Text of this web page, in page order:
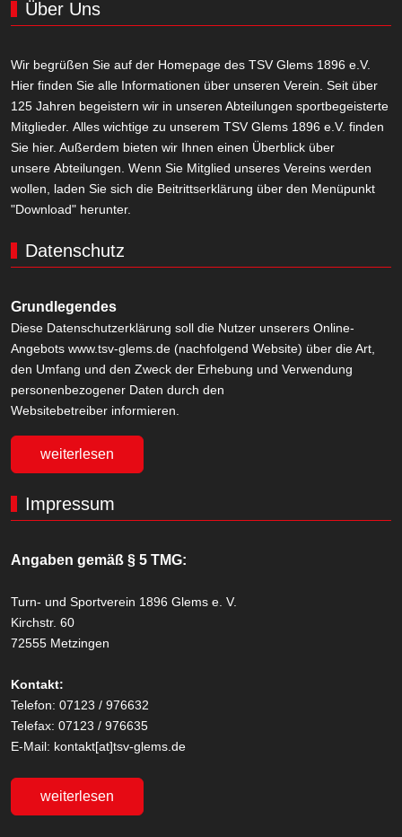
Über Uns
Wir begrüßen Sie auf der Homepage des TSV Glems 1896 e.V.
Hier finden Sie alle Informationen über unseren Verein. Seit über
125 Jahren begeistern wir in unseren Abteilungen sportbegeisterte
Mitglieder. Alles wichtige zu unserem TSV Glems 1896 e.V. finden
Sie hier. Außerdem bieten wir Ihnen einen Überblick über
unsere Abteilungen. Wenn Sie Mitglied unseres Vereins werden
wollen, laden Sie sich die Beitrittserklärung über den Menüpunkt
"Download" herunter.
Datenschutz
Grundlegendes
Diese Datenschutzerklärung soll die Nutzer unserers Online-
Angebots www.tsv-glems.de (nachfolgend Website) über die Art,
den Umfang und den Zweck der Erhebung und Verwendung
personenbezogener Daten durch den
Websitebetreiber informieren.
weiterlesen
Impressum
Angaben gemäß § 5 TMG:
Turn- und Sportverein 1896 Glems e. V.
Kirchstr. 60
72555 Metzingen
Kontakt:
Telefon: 07123 / 976632
Telefax: 07123 / 976635
E-Mail: kontakt[at]tsv-glems.de
weiterlesen